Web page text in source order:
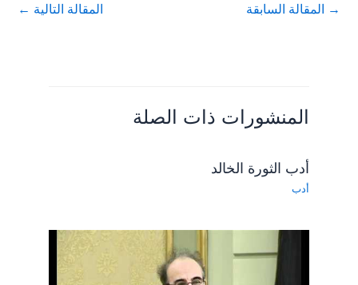
→ المقالة السابقة المقالة التالية ←
المنشورات ذات الصلة
أدب الثورة الخالد
أدب